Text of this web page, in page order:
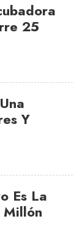
25
Y
Es La
Millón